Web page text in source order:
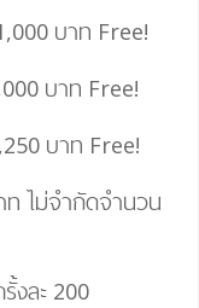
บาท Free!
บาท Free!
0 บาท Free!
ท ไม่จำกัดจำนวน
งละ 200